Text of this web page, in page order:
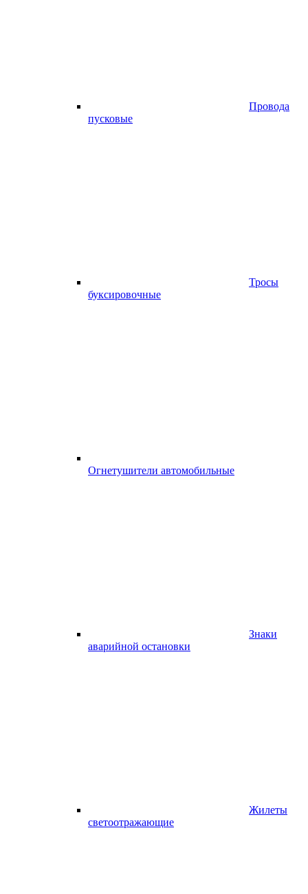
Провода
пусковые
Тросы
буксировочные
Огнетушители автомобильные
Знаки
аварийной остановки
Жилеты
светоотражающие